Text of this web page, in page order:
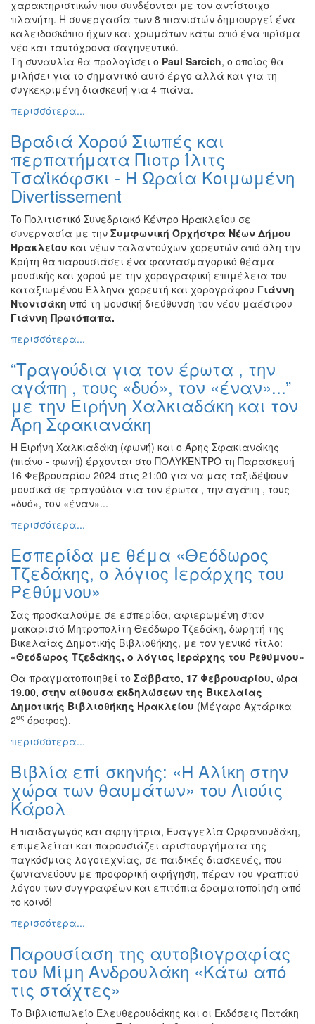
χαρακτηριστικών που συνδέονται με τον αντίστοιχο
πλανήτη. Η συνεργασία των 8 πιανιστών δημιουργεί ένα
καλειδοσκόπιο ήχων και χρωμάτων κάτω από ένα πρίσμα
νέο και ταυτόχρονα σαγηνευτικό.
Τη συναυλία θα προλογίσει ο Paul Sarcich, ο οποίος θα
μιλήσει για το σημαντικό αυτό έργο αλλά και για τη
συγκεκριμένη διασκευή για 4 πιάνα.
περισσότερα...
Βραδιά Χορού Σιωπές και
περπατήματα Πιοτρ Ίλιτς
Τσαϊκόφσκι - Η Ωραία Κοιμωμένη
Divertissement
To Πολιτιστικό Συνεδριακό Κέντρο Ηρακλείου σε
συνεργασία με την Συμφωνική Ορχήστρα Νέων Δήμου
Ηρακλείου και νέων ταλαντούχων χορευτών από όλη την
Κρήτη θα παρουσιάσει ένα φαντασμαγορικό θέαμα
μουσικής και χορού με την χορογραφική επιμέλεια του
καταξιωμένου Έλληνα χορευτή και χορογράφου Γιάννη
Ντοντσάκη υπό τη μουσική διεύθυνση του νέου μαέστρου
Γιάννη Πρωτόπαπα.
περισσότερα...
“Τραγούδια για τον έρωτα , την
αγάπη , τους «δυό», τον «έναν»...”
με την Ειρήνη Χαλκιαδάκη και τον
Άρη Σφακιανάκη
Η Ειρήνη Χαλκιαδάκη (φωνή) και ο Άρης Σφακιανάκης
(πιάνο - φωνή) έρχονται στο ΠΟΛΥΚΕΝΤΡΟ τη Παρασκευή
16 Φεβρουαρίου 2024 στις 21:00 για να μας ταξιδέψουν
μουσικά σε τραγούδια για τον έρωτα , την αγάπη , τους
«δυό», τον «έναν»...
περισσότερα...
Εσπερίδα με θέμα «Θεόδωρος
Τζεδάκης, ο λόγιος Ιεράρχης του
Ρεθύμνου»
Σας προσκαλούμε σε εσπερίδα, αφιερωμένη στον
μακαριστό Μητροπολίτη Θεόδωρο Τζεδάκη, δωρητή της
Βικελαίας Δημοτικής Βιβλιοθήκης, με τον γενικό τίτλο:
«Θεόδωρος Τζεδάκης, ο λόγιος Ιεράρχης του Ρεθύμνου»
Θα πραγματοποιηθεί το Σάββατο, 17 Φεβρουαρίου, ώρα
19.00, στην αίθουσα εκδηλώσεων της Βικελαίας
Δημοτικής Βιβλιοθήκης Ηρακλείου (Μέγαρο Αχτάρικα
2ος όροφος).
περισσότερα...
Βιβλία επί σκηνής: «Η Αλίκη στην
χώρα των θαυμάτων» του Λιούις
Κάρολ
Η παιδαγωγός και αφηγήτρια, Ευαγγελία Ορφανουδάκη,
επιμελείται και παρουσιάζει αριστουργήματα της
παγκόσμιας λογοτεχνίας, σε παιδικές διασκευές, που
ζωντανεύουν με προφορική αφήγηση, πέραν του γραπτού
λόγου των συγγραφέων και επιτόπια δραματοποίηση από
το κοινό!
περισσότερα...
Παρουσίαση της αυτοβιογραφίας
του Μίμη Ανδρουλάκη «Κάτω από
τις στάχτες»
Το Βιβλιοπωλείο Ελευθερουδάκης και οι Εκδόσεις Πατάκη